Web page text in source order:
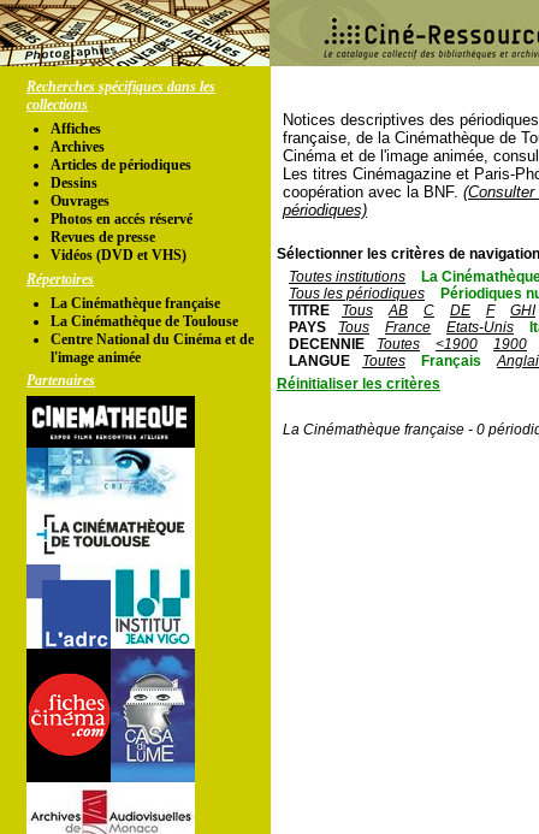
Recherches spécifiques dans les
collections
Affiches
Archives
Articles de périodiques
Dessins
Ouvrages
Photos en accés réservé
Revues de presse
Vidéos (DVD et VHS)
Répertoires
La Cinémathèque française
La Cinémathèque de Toulouse
Centre National du Cinéma et de
l'image animée
Partenaires
Notices descriptives des
française, de la Cinémathèque de
Cinéma et de l'image animée,
Les titres Cinémagazine et Paris-
coopération avec la BNF.
périodiques)
Sélectionner les critères de
Toutes institutions
La
Tous les périodiques
Périodiques
TITRE
Tous AB C DE F
GHI
PAYS
Tous France Etats-Unis
DECENNIE
Toutes <1900
1900
LANGUE
Toutes Français
Réinitialiser les critères
La Cinémathèque française - 0